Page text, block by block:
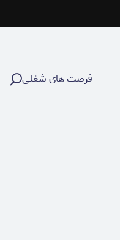
فرصت های شغلـی